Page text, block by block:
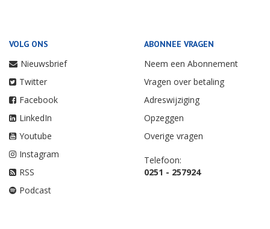
VOLG ONS
Nieuwsbrief
Twitter
Facebook
LinkedIn
Youtube
Instagram
RSS
Podcast
ABONNEE VRAGEN
Neem een Abonnement
Vragen over betaling
Adreswijziging
Opzeggen
Overige vragen
Telefoon:
0251 - 257924